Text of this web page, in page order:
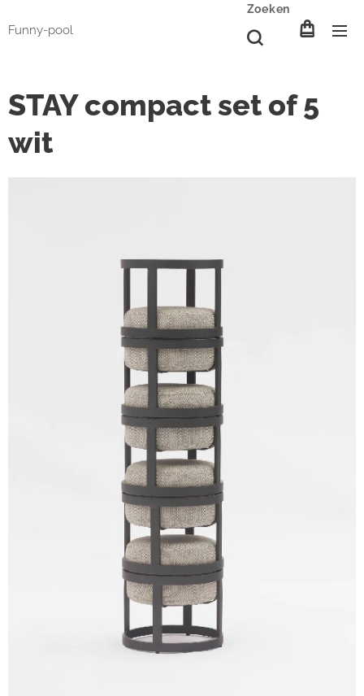
Funny-pool
Zoeken
STAY compact set of 5
wit